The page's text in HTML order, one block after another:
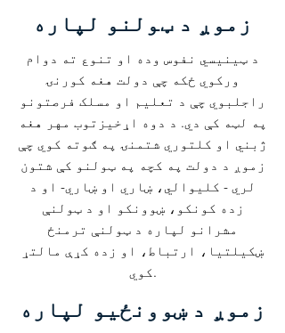
زموږ د ټولنو لپاره
د ټینیسي نفوس وده او تنوع ته دوام
ورکوي ځکه چې دولت هغه کورنۍ
راجلبوي چې د تعلیم او مسلک فرصتونو
په لټه کې دي. د دوه اړخیزتوب مهر هغه
ژبني او کلتوري شتمنۍ په ګوته کوي چې
زموږ د دولت په کچه په ټولنو کې شتون
لري - کلیوالي، ښاري او ښاري- او د
زده کونکو، ښوونکو او د ټولنې
مشرانو لپاره د ټولنې ترمنځ
ښکیلتیا، ارتباط، او زده کړې مالتړ
کوي.
زموږ د ښوونځیو لپاره